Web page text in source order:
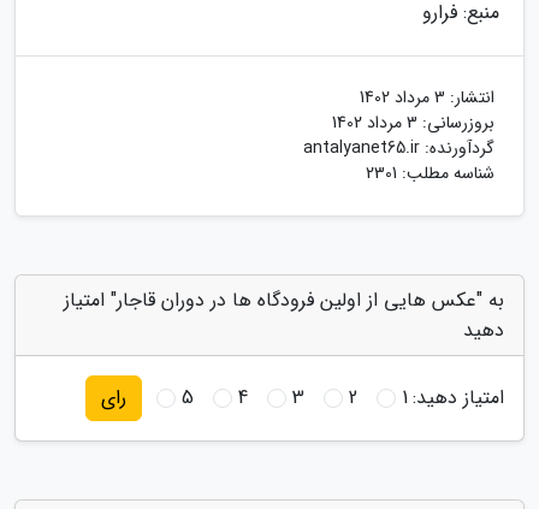
منبع: فرارو
انتشار: 3 مرداد 1402
بروزرسانی: 3 مرداد 1402
گردآورنده: antalyanet65.ir
شناسه مطلب: 2301
به "عکس هایی از اولین فرودگاه ها در دوران قاجار" امتیاز
دهید
امتیاز دهید:1
2
3
4
5 رای